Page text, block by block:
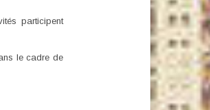
participent
le cadre de